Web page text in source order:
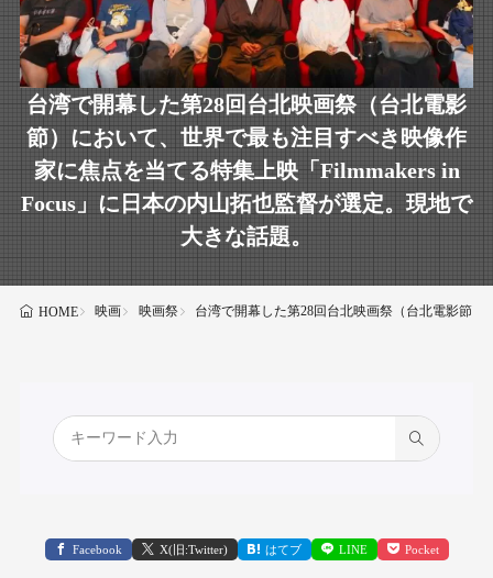
台湾で開幕した第28回台北映画祭（台北電影
節）において、世界で最も注目すべき映像作
家に焦点を当てる特集上映「Filmmakers in
Focus」に日本の内山拓也監督が選定。現地で
大きな話題。
HOME 映画 映画祭 台湾で開幕した第28回台北映画祭（台北電影節
Facebook X(旧:Twitter) はてブ LINE Pocket